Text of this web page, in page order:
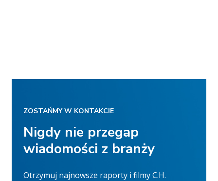
ZOSTAŃMY W KONTAKCIE
Nigdy nie przegap
wiadomości z branży
Otrzymuj najnowsze raporty i filmy C.H.